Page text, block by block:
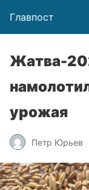
Главпост
Жатва-
урожая
Петр Юрьев